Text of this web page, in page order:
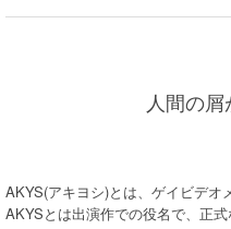
人間の
AKYS(アキヨシ)とは、ゲイビデオ
AKYSとは出演作での役名で、正式